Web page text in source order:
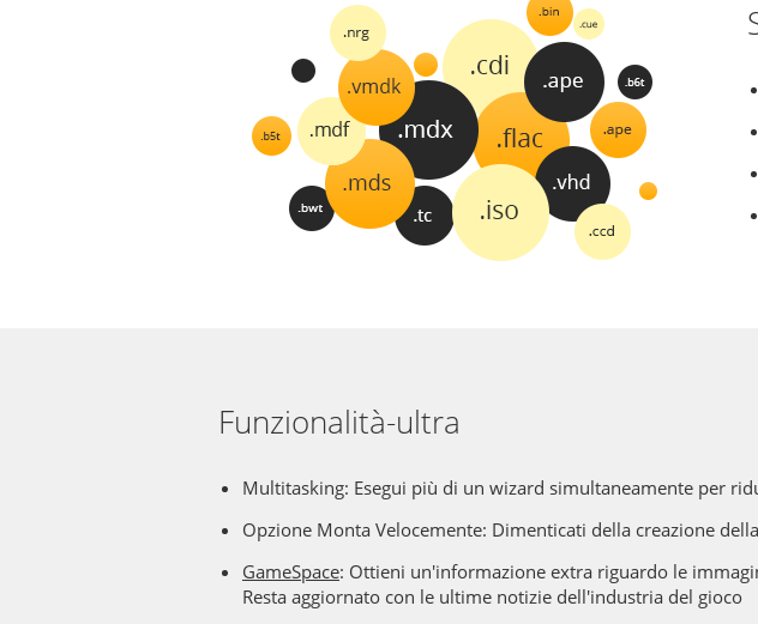
Funzionalità-ultra
Multitasking: Esegui più di un wizard simultaneamente per
Opzione Monta Velocemente: Dimenticati della creazione
GameSpace: Ottieni un'informazione extra riguardo le
Resta aggiornato con le ultime notizie dell'industria del gioco